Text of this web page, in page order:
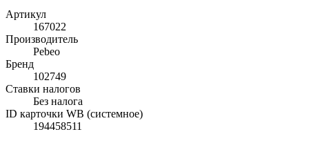
Артикул
167022
Производитель
Pebeo
Бренд
102749
Ставки налогов
Без налога
ID карточки WB (системное)
194458511